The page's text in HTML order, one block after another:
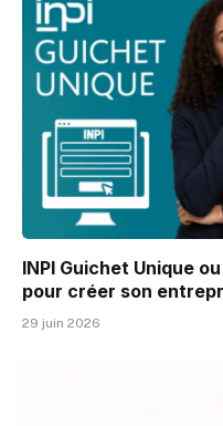
INPI Guichet Unique
pour créer son
29 juin 2026